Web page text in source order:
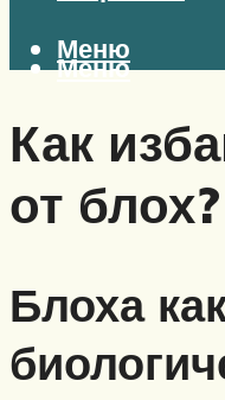
Меню
Меню
Как
от блох?
Блоха